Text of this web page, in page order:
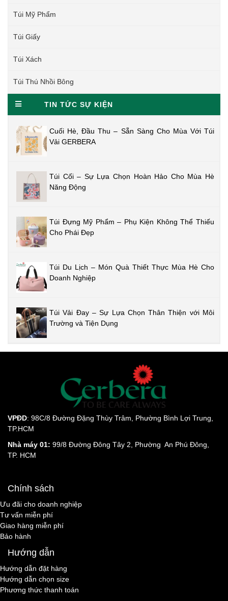
Túi Mỹ Phẩm
Túi Giấy
Túi Xách
Túi Thú Nhồi Bông
TIN TỨC SỰ KIỆN
Cuối Hè, Đầu Thu – Sẵn Sàng Cho Mùa Với Túi
Vải GERBERA
Túi Cối – Sự Lựa Chọn Hoàn Hảo Cho Mùa Hè
Năng Động
Túi Đựng Mỹ Phẩm – Phụ Kiện Không Thể Thiếu
Cho Phái Đẹp
Túi Du Lịch – Món Quà Thiết Thực Mùa Hè Cho
Doanh Nghiệp
Túi Vải Đay – Sự Lựa Chọn Thân Thiện với Môi
Trường và Tiện Dụng
VPĐD: 98C/8 Đường Đặng Thùy Trâm, Phường Bình Lợi Trung,
TP.HCM
Nhà máy 01: 99/8 Đường Đông Tây 2, Phường An Phú Đông,
TP. HCM
Chính sách
Ưu đãi cho doanh nghiệp
Tư vấn miễn phí
Giao hàng miễn phí
Bảo hành
Hướng dẫn
Hướng dẫn đặt hàng
Hướng dẫn chọn size
Phương thức thanh toán